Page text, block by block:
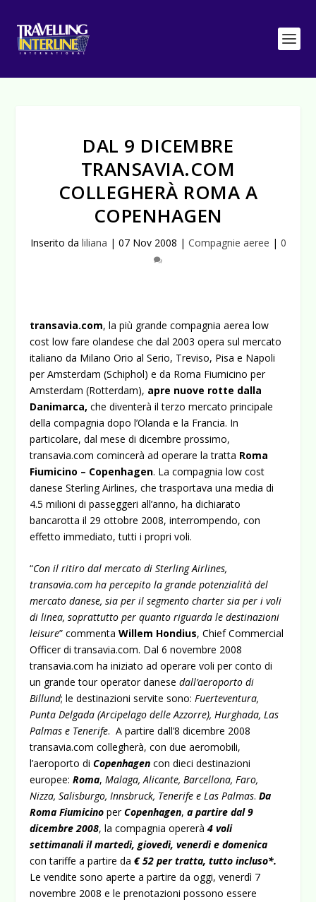
DAL 9 DICEMBRE
TRANSAVIA.COM
COLLEGHERÀ ROMA A
COPENHAGEN
Inserito da liliana | 07 Nov 2008 | Compagnie aeree | 0
transavia.com, la più grande compagnia aerea low
cost low fare olandese che dal 2003 opera sul mercato
italiano da Milano Orio al Serio, Treviso, Pisa e Napoli
per Amsterdam (Schiphol) e da Roma Fiumicino per
Amsterdam (Rotterdam), apre nuove rotte dalla
Danimarca,che diventerà il terzo mercato principale
della compagnia dopo l’Olanda e la Francia. In
particolare, dal mese di dicembre prossimo,
transavia.com comincerà ad operare la tratta Roma
Fiumicino – Copenhagen. La compagnia low cost
danese Sterling Airlines, che trasportava una media di
4.5 milioni di passeggeri all’anno, ha dichiarato
bancarotta il 29 ottobre 2008, interrompendo, con
effetto immediato, tutti i propri voli.
“Con il ritiro dal mercato di Sterling Airlines,
transavia.com ha percepito la grande potenzialità del
mercato danese, sia per il segmento charter sia per i voli
di linea, soprattutto per quanto riguarda le destinazioni
leisure” commentaWillem Hondius, Chief Commercial
Officer di transavia.com. Dal 6 novembre 2008
transavia.com ha iniziato ad operare voli per conto di
un grande tour operator danesedall’aeroporto di
Billund; le destinazioni servite sono:Fuerteventura,
Punta Delgada (Arcipelago delle Azzorre), Hurghada, Las
Palmas e Tenerife. A partire dall’8 dicembre 2008
transavia.com collegherà, con due aeromobili,
l’aeroporto diCopenhagen con dieci destinazioni
europee:Roma,Malaga, Alicante, Barcellona, Faro,
Nizza, Salisburgo, Innsbruck, Tenerife e Las Palmas.Da
Roma Fiumicino perCopenhagen,a partire dal 9
dicembre 2008, la compagnia opererà4 voli
settimanali il martedì, giovedì, venerdì e domenica
con tariffe a partire da€ 52 per tratta, tutto incluso*.
Le vendite sono aperte a partire da oggi, venerdì 7
novembre 2008 e le prenotazioni possono essere